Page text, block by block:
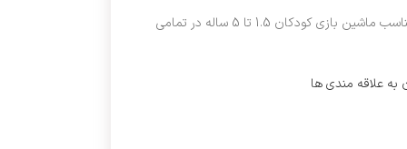
ماشین پایی فضائی سقف دار و با بدنه متحرک مناسب ماشین بازی کودکان 1.5 تا 5 ساله در تمامی
به علاقه مندی ها